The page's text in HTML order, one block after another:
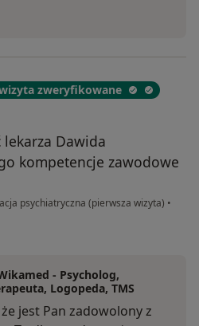
zweryfikowane
lekarza Dawida
kompetencje zawodowe
psychiatryczna (pierwsza wizyta) •
- Psycholog,
Logopeda, TMS
jest Pan zadowolony z